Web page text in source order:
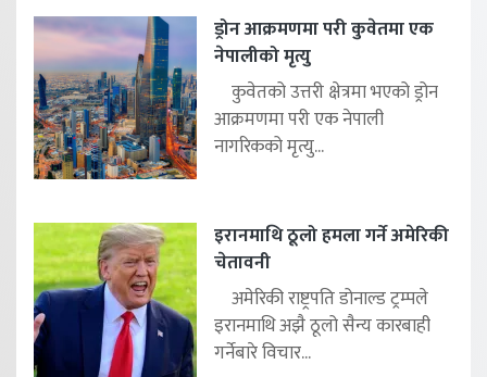
ड्रोन आक्रमणमा परी कुवेतमा एक
नेपालीको मृत्यु
कुवेतको उत्तरी क्षेत्रमा भएको ड्रोन
आक्रमणमा परी एक नेपाली
नागरिकको मृत्यु...
इरानमाथि ठूलो हमला गर्ने अमेरिकी
चेतावनी
अमेरिकी राष्ट्रपति डोनाल्ड ट्रम्पले
इरानमाथि अझै ठूलो सैन्य कारबाही
गर्नेबारे विचार...